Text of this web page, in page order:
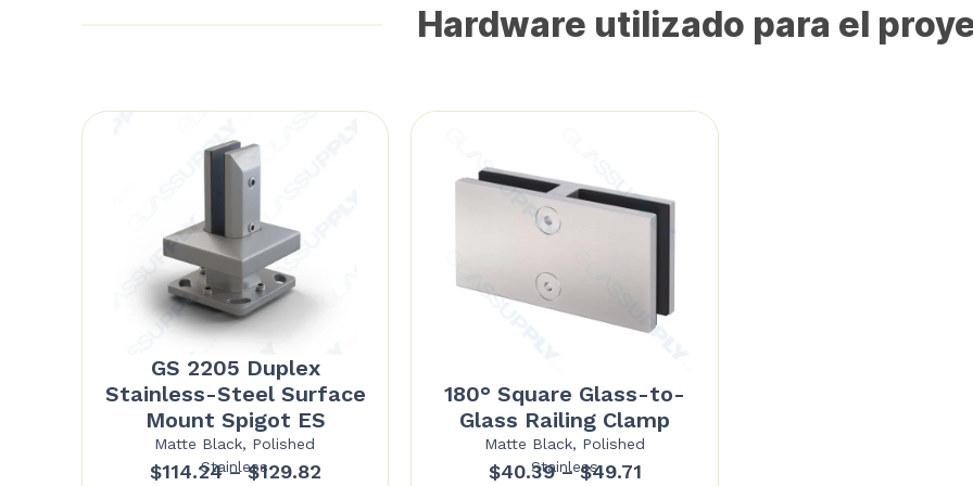
Hardware utilizado para el
GS 2205 Duplex
Stainless-Steel Surface
Mount Spigot ES
Matte Black, Polished
Stainless
$114.24 – $129.82Price
180° Square Glass-to-
Glass Railing Clamp
Matte Black, Polished
Stainless
$40.39 – $49.71Price